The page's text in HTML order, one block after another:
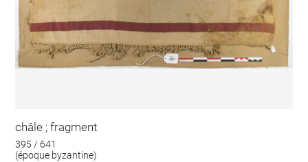
châle ; fragment
395 / 641
(époque byzantine)